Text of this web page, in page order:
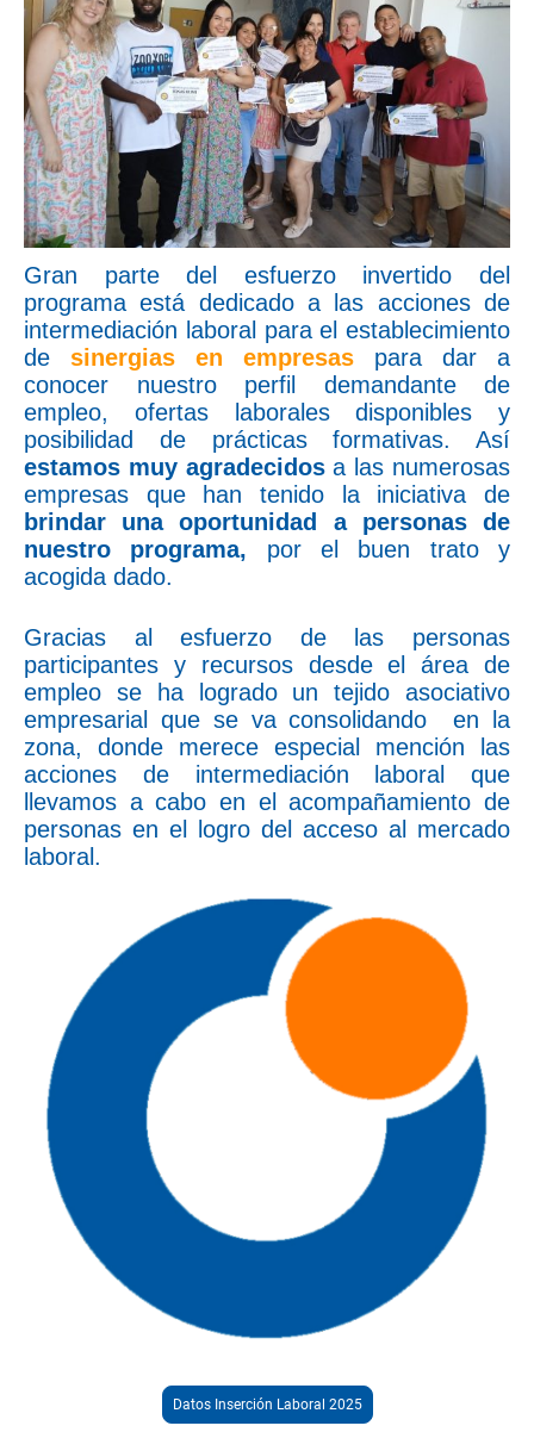
Gran parte del esfuerzo invertido del
programa está dedicado a las acciones de
intermediación laboral para el establecimiento
de sinergias en empresas para dar a
conocer nuestro perfil demandante de
empleo, ofertas laborales disponibles y
posibilidad de prácticas formativas. Así
estamos muy agradecidosa las numerosas
empresas que han tenido la iniciativa de
brindar una oportunidad a personas de
nuestro programa, por el buen trato y
acogida dado.
Gracias al esfuerzo de las personas
participantes y recursos desde el área de
empleo se ha logrado un tejido asociativo
empresarial que se va consolidando en la
zona, donde merece especial mención las
acciones de intermediación laboral que
llevamos a cabo en el acompañamiento de
personas en el logro del acceso al mercado
laboral.
Datos Inserción Laboral 2025